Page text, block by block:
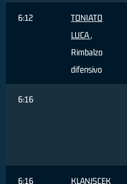
6:12
TONIATO
LUCA,
Rimbalzo
difensivo
6:16
6:16 KLANJSCEK